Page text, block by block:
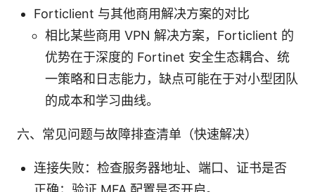
Forticlient 与其他商用解决方案的对比
相比某些商用 VPN 解决方案，Forticlient 的
优势在于深度的 Fortinet 安全生态耦合、统
一策略和日志能力，缺点可能在于对小型团队
的成本和学习曲线。
六、常见问题与故障排查清单（快速解决）
连接失败：检查服务器地址、端口、证书是否